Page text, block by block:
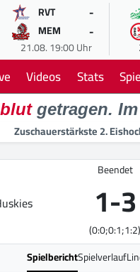
RVT -
MEM -
21.08. 19:00 Uhr
Videos Stats
getragen. Im
Zuschauerstärkste 2.
Beendet
1-3
(0:0;0:1;1:2)
SpielberichtSpielverlauf